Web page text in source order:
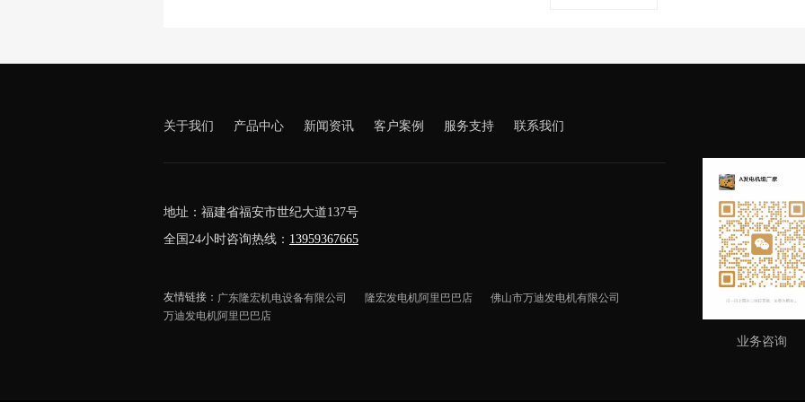
关于我们 产品中心 新闻资讯 客户案例 服务支持 联系我们
地址：福建省福安市世纪大道137号
全国24小时咨询热线： 13959367665
友情链接： 广东隆宏机电设备有限公司 隆宏发电机阿里巴巴店
佛山市万迪发电机有限公司
万迪发电机阿里巴巴店
业务咨询